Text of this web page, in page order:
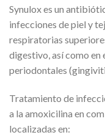
Synulox es un
infecciones de piel y
respiratorias
digestivo, así como en
periodontales
Tratamiento de
a la amoxicilina en
localizadas en: